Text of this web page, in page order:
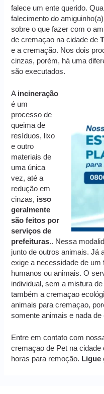
falece um ente querido.
falecimento do
sobre o que fazer com o
de cremaçao na cidade de
e a cremação. Nos dois
cinzas, porém, há uma
são executados.
A incineração
é um
processo de
queima de
resíduos, lixo
e outro
materiais de
uma única
vez, até a
redução em
cinzas, isso
geralmente
são feitos por
serviços de
prefeituras.. Nessa
junto de outros animais. Já
exige a necessidade de
humanos ou animais. O
individual, sem a mistura
também a cremaçao
animais para cremaçao,
somente animais e nada de
Entre em contato com
cremaçao de Pet na
horas para remoção.